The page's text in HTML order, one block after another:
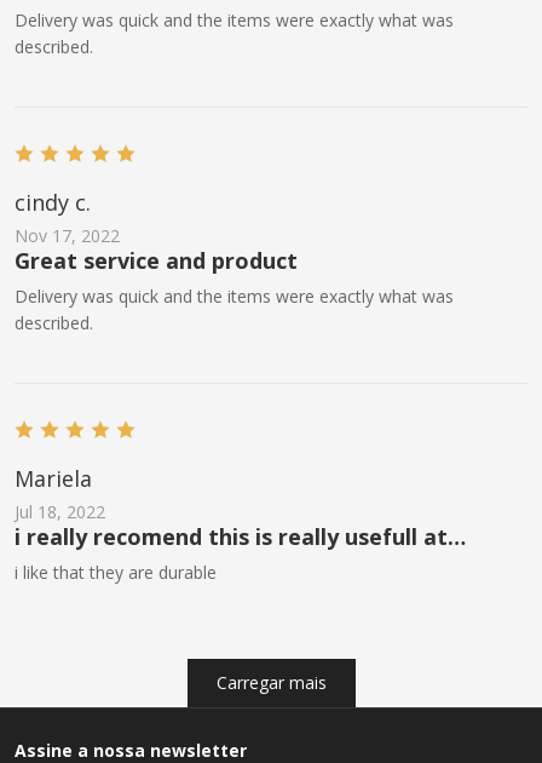
Delivery was quick and the items were exactly what was
described.
cindy c.
Nov 17, 2022
Great service and product
Delivery was quick and the items were exactly what was
described.
Mariela
Jul 18, 2022
i really recomend this is really usefull at
contruction
i like that they are durable
Carregar mais
Assine a nossa newsletter